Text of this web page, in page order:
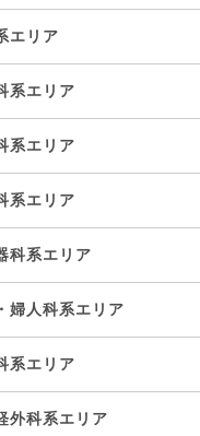
エリア
系エリア
系エリア
系エリア
科系エリア
婦人科系エリア
系エリア
外科系エリア